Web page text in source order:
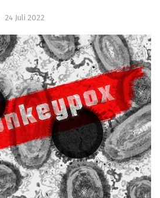
24 Juli 2022